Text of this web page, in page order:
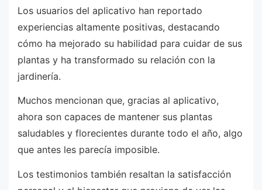
Los usuarios del aplicativo han reportado
experiencias altamente positivas, destacando
cómo ha mejorado su habilidad para cuidar de sus
plantas y ha transformado su relación con la
jardinería.
Muchos mencionan que, gracias al aplicativo,
ahora son capaces de mantener sus plantas
saludables y florecientes durante todo el año, algo
que antes les parecía imposible.
Los testimonios también resaltan la satisfacción